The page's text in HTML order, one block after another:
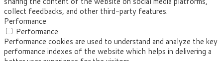
collect feedbacks, and other third-party features.
Performance
Performance
Performance cookies are used to understand and analyze the key
performance indexes of the website which helps in delivering a